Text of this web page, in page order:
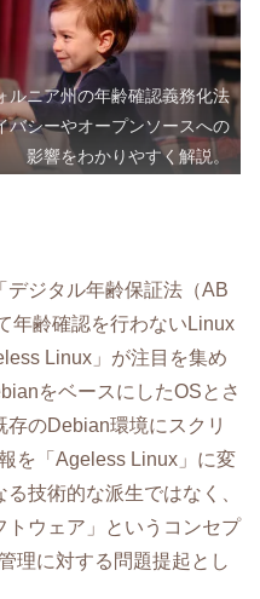
ルニア州の年齢確認義務化法
バシーやオープンソースへの
影響をわかりやすく解説。
デジタル年齢保証法（AB
年齢確認を行わないLinux
Linux」が注目を集め
をベースにしたOSとさ
のDebian環境にスクリ
を「Ageless Linux」に変
技術的な派生ではなく、
トウェア」というコンセプ
理に対する問題提起とし